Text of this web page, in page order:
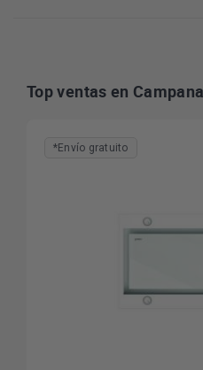
Top ventas en
*Envío gratuito